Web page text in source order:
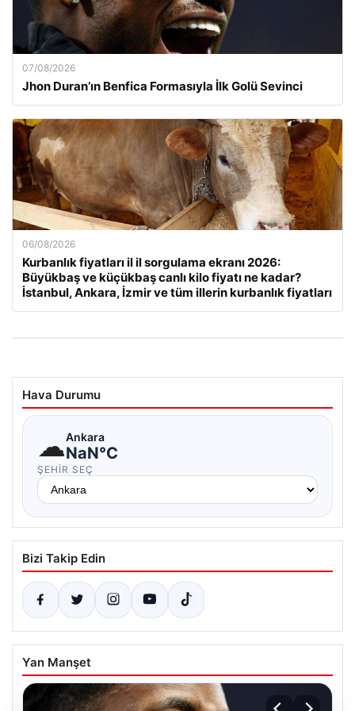
07/08/2026
Jhon Duran’ın Benfica Formasıyla İlk Golü Sevinci
06/08/2026
Kurbanlık fiyatları il il sorgulama ekranı 2026:
Büyükbaş ve küçükbaş canlı kilo fiyatı ne kadar?
İstanbul, Ankara, İzmir ve tüm illerin kurbanlık fiyatları
Hava Durumu
☁Ankara
NaN°C
ŞEHIR SEÇ
Bizi Takip Edin
Yan Manşet